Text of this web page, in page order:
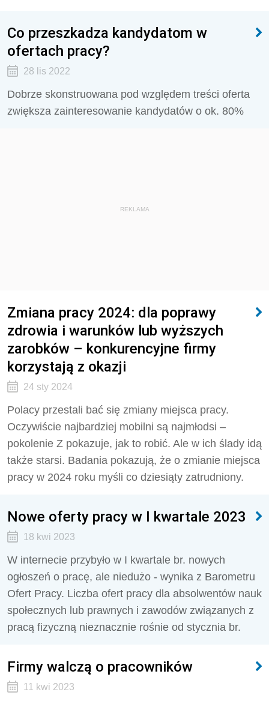
Co przeszkadza kandydatom w
ofertach pracy?
28 lis 2022
Dobrze skonstruowana pod względem treści oferta
zwiększa zainteresowanie kandydatów o ok. 80%
REKLAMA
Zmiana pracy 2024: dla poprawy
zdrowia i warunków lub wyższych
zarobków – konkurencyjne firmy
korzystają z okazji
24 sty 2024
Polacy przestali bać się zmiany miejsca pracy.
Oczywiście najbardziej mobilni są najmłodsi –
pokolenie Z pokazuje, jak to robić. Ale w ich ślady idą
także starsi. Badania pokazują, że o zmianie miejsca
pracy w 2024 roku myśli co dziesiąty zatrudniony.
Nowe oferty pracy w I kwartale 2023
18 kwi 2023
W internecie przybyło w I kwartale br. nowych
ogłoszeń o pracę, ale niedużo - wynika z Barometru
Ofert Pracy. Liczba ofert pracy dla absolwentów nauk
społecznych lub prawnych i zawodów związanych z
pracą fizyczną nieznacznie rośnie od stycznia br.
Firmy walczą o pracowników
11 kwi 2023